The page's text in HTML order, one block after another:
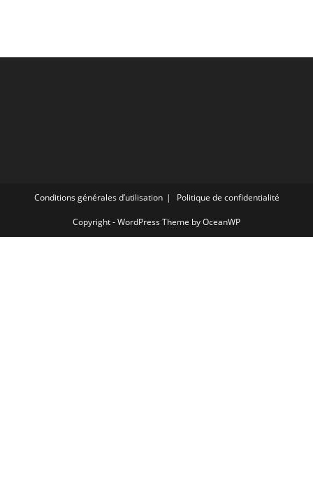
Conditions générales d’utilisation Politique de confidentialité
Copyright - WordPress Theme by OceanWP